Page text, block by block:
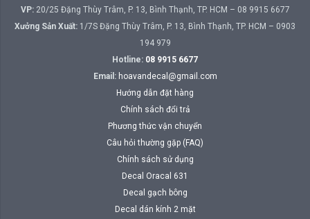
VP:20/25 Đặng Thùy Trâm, P. 13, Bình Thạnh, TP. HCM – 08 9915 6677
Xưởng Sản Xuất: 1/7S Đặng Thùy Trâm, P. 13, Bình Thạnh, TP. HCM – 0903
194 979
Hotline: 08 9915 6677
Email: hoavandecal@gmail.com
Hướng dẫn đặt hàng
Chính sách đổi trả
Phương thức vận chuyển
Câu hỏi thường gặp (FAQ)
Chính sách sử dụng
Decal Oracal 631
Decal gạch bông
Decal dán kính 2 mặt